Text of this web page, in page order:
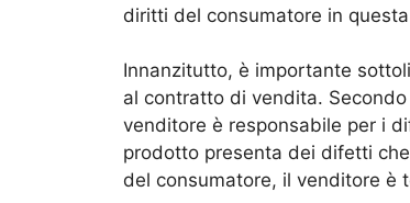
diritti del consumatore in
Innanzitutto, è importante
al contratto di vendita.
venditore è responsabile per i
prodotto presenta dei difetti
del consumatore, il venditore è